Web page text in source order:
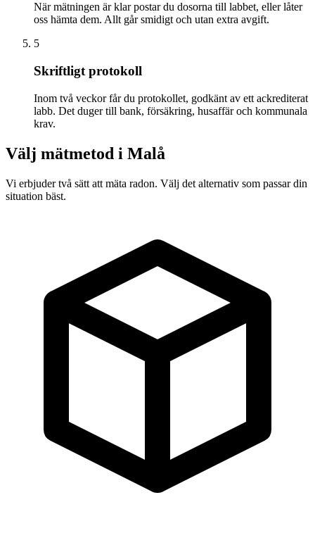
När mätningen är klar postar du dosorna till labbet, eller låter
oss hämta dem. Allt går smidigt och utan extra avgift.
5
Skriftligt protokoll
Inom två veckor får du protokollet, godkänt av ett ackrediterat
labb. Det duger till bank, försäkring, husaffär och kommunala
krav.
Välj mätmetod i Malå
Vi erbjuder två sätt att mäta radon. Välj det alternativ som passar din
situation bäst.